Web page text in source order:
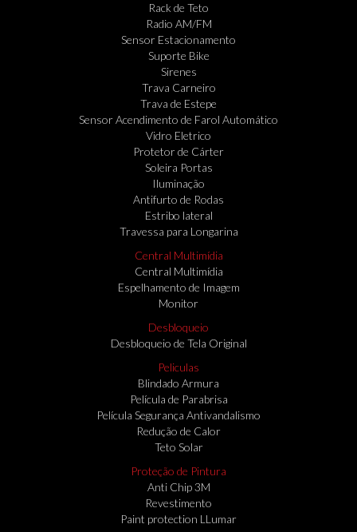
Rack de Teto
Radio AM/FM
Sensor Estacionamento
Suporte Bike
Sirenes
Trava Carneiro
Trava de Estepe
Sensor Acendimento de Farol Automático
Vidro Eletrico
Protetor de Cárter
Soleira Portas
Iluminação
Antifurto de Rodas
Estribo lateral
Travessa para Longarina
Central Multimídia
Central Multimídia
Espelhamento de Imagem
Monitor
Desbloqueio
Desbloqueio de Tela Original
Peliculas
Blindado Armura
Película de Parabrisa
Película Segurança Antivandalismo
Redução de Calor
Teto Solar
Proteção de Pintura
Anti Chip 3M
Revestimento
Paint protection LLumar